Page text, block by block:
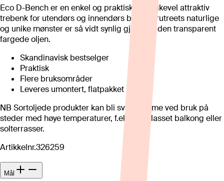
Eco D-Bench er en enkel og praktisk, men likevel attraktiv
trebenk for utendørs og innendørs bruk. Furutreets naturlige
og unike mønster er så vidt synlig gjennom den transparent
fargede oljen.
Skandinavisk bestselger
Praktisk
Flere bruksområder
Leveres umontert, flatpakket
NB Sortoljede produkter kan bli svært varme ved bruk på
steder med høye temperaturer, f.eks. innglasset balkong eller
solterrasser.
Artikkelnr.326259
Mål